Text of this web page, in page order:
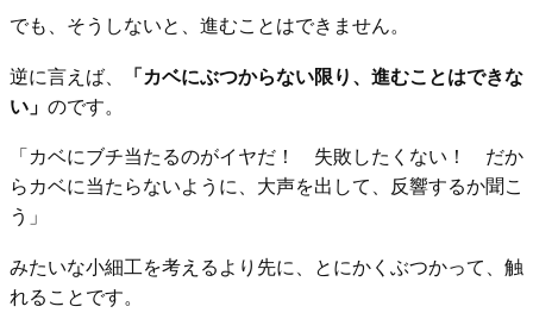
でも、そうしないと、進むことはできません。
逆に言えば、
「カベにぶつからない限り、進むことはできな
い」 のです。
「カベにブチ当たるのがイヤだ！ 失敗したくない！ だか
らカベに当たらないように、大声を出して、反響するか聞こ
う」
みたいな小細工を考えるより先に、とにかくぶつかって、触
れることです。